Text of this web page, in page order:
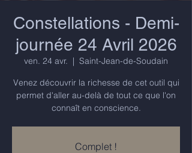
Constellations - Demi-
journée 24 Avril 2026
ven. 24 avr.
  |
Saint-Jean-de-Soudain
Venez découvrir la richesse de cet outil qui
permet d'aller au-delà de tout ce que l'on
connaît en conscience.
Complet !